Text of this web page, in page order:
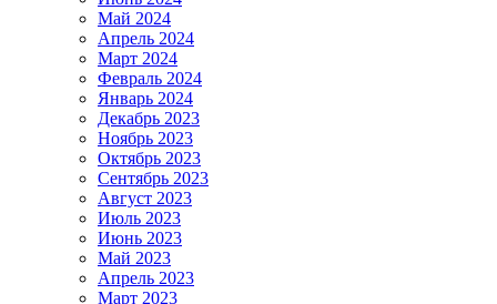
Май 2024
Апрель 2024
Март 2024
Февраль 2024
Январь 2024
Декабрь 2023
Ноябрь 2023
Октябрь 2023
Сентябрь 2023
Август 2023
Июль 2023
Июнь 2023
Май 2023
Апрель 2023
Март 2023